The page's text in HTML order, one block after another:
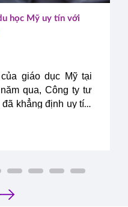
học Mỹ uy tín với
giáo dục Mỹ tại
qua, Công ty tư
khẳng định uy tín,
ty dẫn đầu trong
Nam.
›